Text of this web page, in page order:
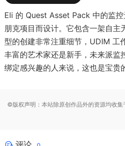
Eli 的 Quest Asset Pack 中的监
朋克项目而设计。它包含一架自
型的创建非常注重细节，UDIM 工
丰富的艺术家还是新手，未来派
绑定感兴趣的人来说，这也是宝贵
©版权声明：本站除原创作品外的资源均收集